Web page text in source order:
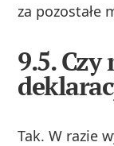
za pozostałe
9.5. Czy
Tak. W razie